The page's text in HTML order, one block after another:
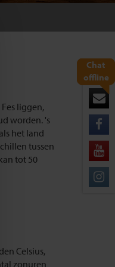
Chat
offline
liggen,
worden. 's
het land
tussen
tot 50
Celsius,
zonuren